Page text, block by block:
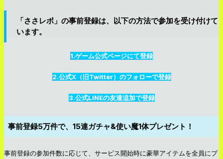
「ささレボ」の事前登録は、以下の方法で参加を受け付けて
います。
1.ゲーム公式ページにて登録
2.公式X（旧Twitter）のフォローで登録
3.公式LINEの友達追加で登録
事前登録5万件で、15連ガチャ&使い魔1体プレゼント！
事前登録の参加件数に応じて、サービス開始時に豪華アイテムを全員にプ